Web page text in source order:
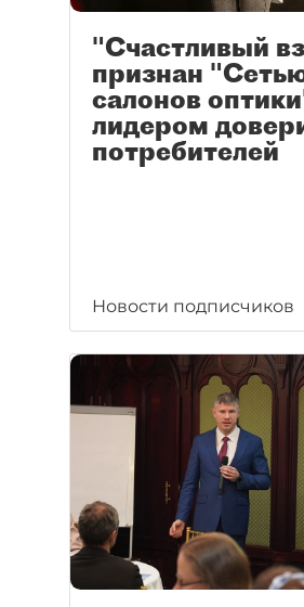
"Счастливый
признан
салонов
лидером
потребителей
Новости подписчиков